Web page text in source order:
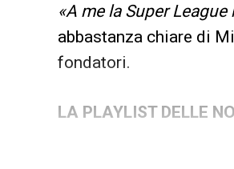
«A me la Super
abbastanza chiare di
fondatori.
LA PLAYLIST DELLE